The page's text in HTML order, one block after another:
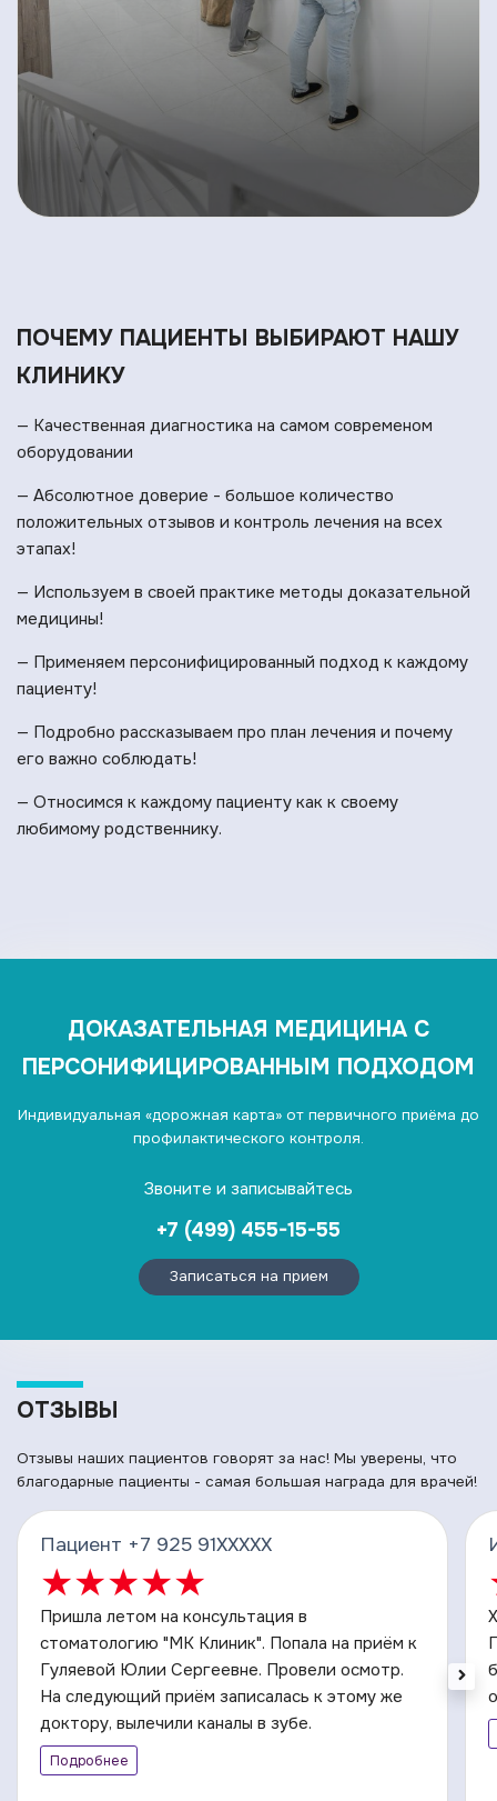
ПОЧЕМУ ПАЦИЕНТЫ ВЫБИРАЮТ НАШУ
КЛИНИКУ
— Качественная диагностика на самом современом
оборудовании
— Абсолютное доверие - большое количество
положительных отзывов и контроль лечения на всех
этапах!
— Используем в своей практике методы доказательной
медицины!
— Применяем персонифицированный подход к каждому
пациенту!
— Подробно рассказываем про план лечения и почему
его важно соблюдать!
— Относимся к каждому пациенту как к своему
любимому родственнику.
ДОКАЗАТЕЛЬНАЯ МЕДИЦИНА С
ПЕРСОНИФИЦИРОВАННЫМ ПОДХОДОМ
Индивидуальная «дорожная карта» от первичного приёма до
профилактического контроля.
Звоните и записывайтесь
+7 (499) 455-15-55
Записаться на прием
ОТЗЫВЫ
Отзывы наших пациентов говорят за нас! Мы уверены, что
благодарные пациенты - самая большая награда для врачей!
Пациент +7 925 91XXXXX
★★★★★
Пришла летом на консультация в
стоматологию​ "МК Клиник". Попала на приём к
Гуляевой Юлии Сергеевне. Провели осмотр.
На следующий приём записалась к этому же
доктору, вылечили каналы в зубе.
Подробнее